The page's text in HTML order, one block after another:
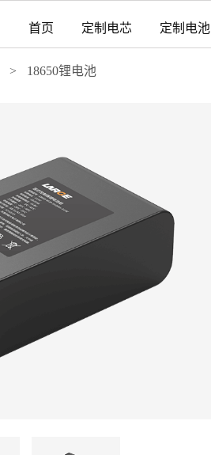
首页 定制电芯 定制电池
> 18650锂电池